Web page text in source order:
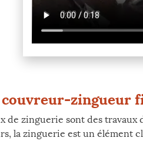
zingueur
de zinguerie sont des
la zinguerie est un